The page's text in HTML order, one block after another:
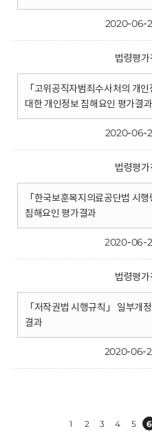
2020-06-
법령평
「고위공직자범죄수사처의 개
대한 개인정보 침해요인 평가결과
2020-06-
법령평
「한국보훈복지의료공단법 시
침해요인 평가결과
2020-06-
법령평
「저작권법 시행규칙」 일부개
결과
2020-06-
1 2 3 4 5 6